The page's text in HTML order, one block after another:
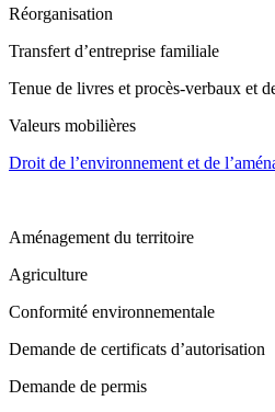
Réorganisation
Transfert d’entreprise familiale
Tenue de livres et procès-verbaux et
Valeurs mobilières
Droit de l’environnement et de
Aménagement du territoire
Agriculture
Conformité environnementale
Demande de certificats d’autorisation
Demande de permis